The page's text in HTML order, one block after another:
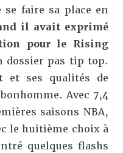
se faire sa place en
il avait exprimé
pour le Rising
dossier pas tip top.
et ses qualités de
Avec 7,4
saisons NBA,
le huitième choix à
quelques flashs